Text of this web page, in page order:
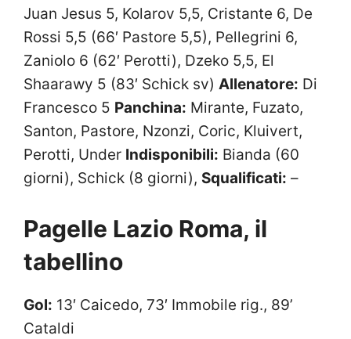
Juan Jesus 5, Kolarov 5,5, Cristante 6, De
Rossi 5,5 (66′ Pastore 5,5), Pellegrini 6,
Zaniolo 6 (62′ Perotti), Dzeko 5,5, El
Shaarawy 5 (83′ Schick sv) Allenatore: Di
Francesco 5 Panchina: Mirante, Fuzato,
Santon, Pastore, Nzonzi, Coric, Kluivert,
Perotti, Under Indisponibili: Bianda (60
giorni), Schick (8 giorni), Squalificati: –
Pagelle Lazio Roma, il
tabellino
Gol: 13′ Caicedo, 73′ Immobile rig., 89’
Cataldi